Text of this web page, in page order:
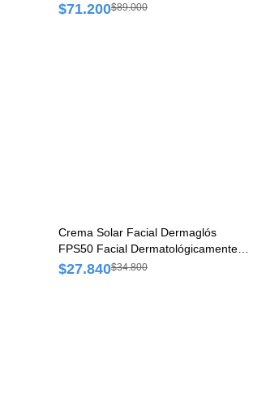
$71.200$89.000
Crema Solar Facial Dermaglós
FPS50 Facial Dermatológicamente
Probada Tubo x 50 gr
$27.840$34.800